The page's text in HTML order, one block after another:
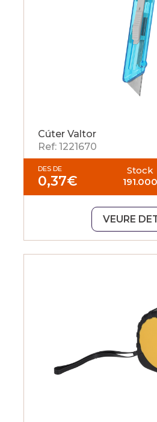
Cúter Valtor
Ref: 1221670
DES DE
0,37€
Stock
191.000
VEURE